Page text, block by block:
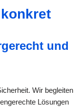
und
Wir begleiten
Lösungen